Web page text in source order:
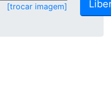
[trocar imagem]